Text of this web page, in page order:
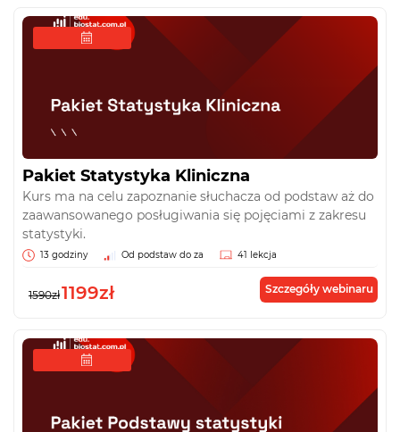
Pakiet Statystyka Kliniczna
Kurs ma na celu zapoznanie słuchacza od podstaw aż do
zaawansowanego posługiwania się pojęciami z zakresu
statystyki.
13 godziny Od podstaw do za 41 lekcja
1590zł1199zł Szczegóły webinaru